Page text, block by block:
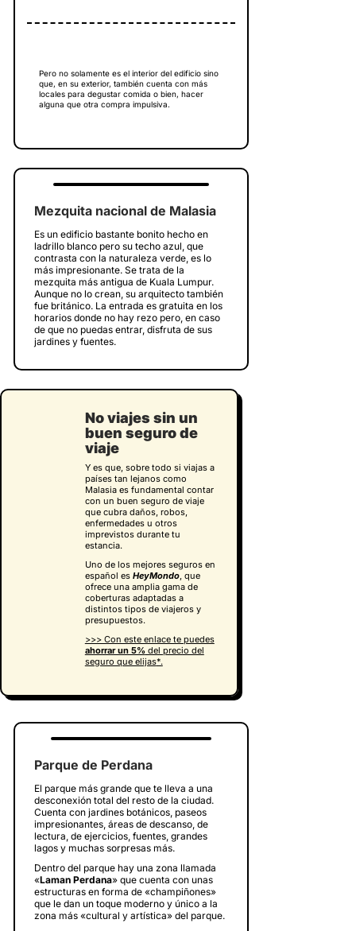
Pero no solamente es el interior del edificio sino
que, en su exterior, también cuenta con más
locales para degustar comida o bien, hacer
alguna que otra compra impulsiva.
Mezquita nacional de Malasia
Es un edificio bastante bonito hecho en
ladrillo blanco pero su techo azul, que
contrasta con la naturaleza verde, es lo
más impresionante. Se trata de la
mezquita más antigua de Kuala Lumpur.
Aunque no lo crean, su arquitecto también
fue británico. La entrada es gratuita en los
horarios donde no hay rezo pero, en caso
de que no puedas entrar, disfruta de sus
jardines y fuentes.
No viajes sin un
buen seguro de
viaje
Y es que, sobre todo si viajas a
países tan lejanos como
Malasia es fundamental contar
con un buen seguro de viaje
que cubra daños, robos,
enfermedades u otros
imprevistos durante tu
estancia.
Uno de los mejores seguros en
español es HeyMondo, que
ofrece una amplia gama de
coberturas adaptadas a
distintos tipos de viajeros y
presupuestos.
>>> Con este enlace te puedes
ahorrar un 5%del precio del
seguro que elijas*.
Parque de Perdana
El parque más grande que te lleva a una
desconexión total del resto de la ciudad.
Cuenta con jardines botánicos, paseos
impresionantes, áreas de descanso, de
lectura, de ejercicios, fuentes, grandes
lagos y muchas sorpresas más.
Dentro del parque hay una zona llamada
«Laman Perdana» que cuenta con unas
estructuras en forma de «champiñones»
que le dan un toque moderno y único a la
zona más «cultural y artística» del parque.